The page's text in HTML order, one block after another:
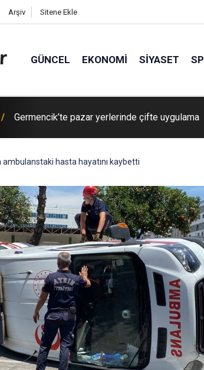
Arşiv Sitene Ekle
GÜNCEL EKONOMI SIYASET
Manisa Emekli Kafe’de kuaför ve berber
ambulanstaki hasta hayatını kaybetti